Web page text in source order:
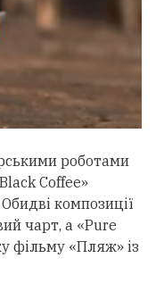
роботами
Coffee»
композиції
чарт, а «Pure
фільму «Пляж» із